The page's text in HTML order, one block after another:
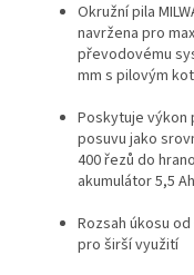
Okružní pila
navržena pro
převodovému
mm s pilovým
Poskytuje
posuvu jako
400 řezů do
akumulátor 5,5
Rozsah úkosu
pro širší využití